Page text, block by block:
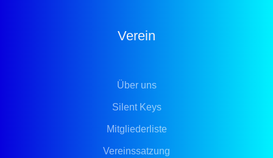
Verein
Über uns
Silent Keys
Mitgliederliste
Vereinssatzung